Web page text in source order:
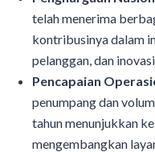
telah menerima
kontribusinya dalam
pelanggan, dan
Pencapaian
penumpang dan
tahun menunjukkan
mengembangkan